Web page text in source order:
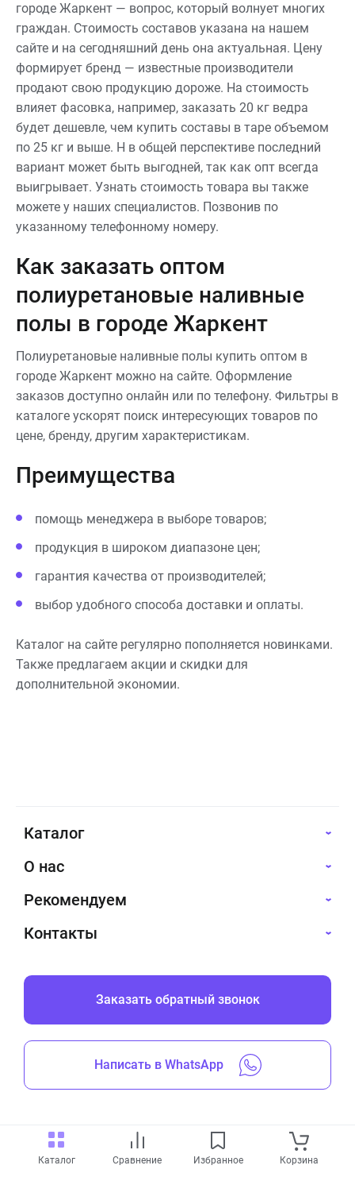
Каталог Сравнение Избранное Корзина
городе Жаркент — вопрос, который волнует многих
граждан. Стоимость составов указана на нашем
сайте и на сегодняшний день она актуальная. Цену
формирует бренд — известные производители
продают свою продукцию дороже. На стоимость
влияет фасовка, например, заказать 20 кг ведра
будет дешевле, чем купить составы в таре объемом
по 25 кг и выше. Н в общей перспективе последний
вариант может быть выгодней, так как опт всегда
выигрывает. Узнать стоимость товара вы также
можете у наших специалистов. Позвонив по
указанному телефонному номеру.
Как заказать оптом
полиуретановые наливные
полы в городе Жаркент
Полиуретановые наливные полы купить оптом в
городе Жаркент можно на сайте. Оформление
заказов доступно онлайн или по телефону. Фильтры в
каталоге ускорят поиск интересующих товаров по
цене, бренду, другим характеристикам.
Преимущества
помощь менеджера в выборе товаров;
продукция в широком диапазоне цен;
гарантия качества от производителей;
выбор удобного способа доставки и оплаты.
Каталог на сайте регулярно пополняется новинками.
Также предлагаем акции и скидки для
дополнительной экономии.
Каталог
О нас
Рекомендуем
Контакты
Заказать обратный звонок
Написать в WhatsApp
Все права защищены © 2019-2026